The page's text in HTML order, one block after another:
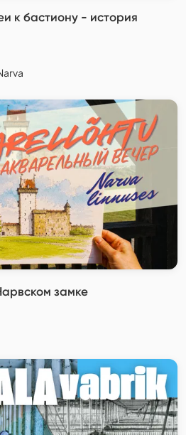
к бастиону - история
замке